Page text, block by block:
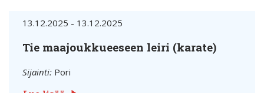
13.12.2025 - 13.12.2025
Tie maajoukkueeseen leiri (karate)
Sijainti: Pori